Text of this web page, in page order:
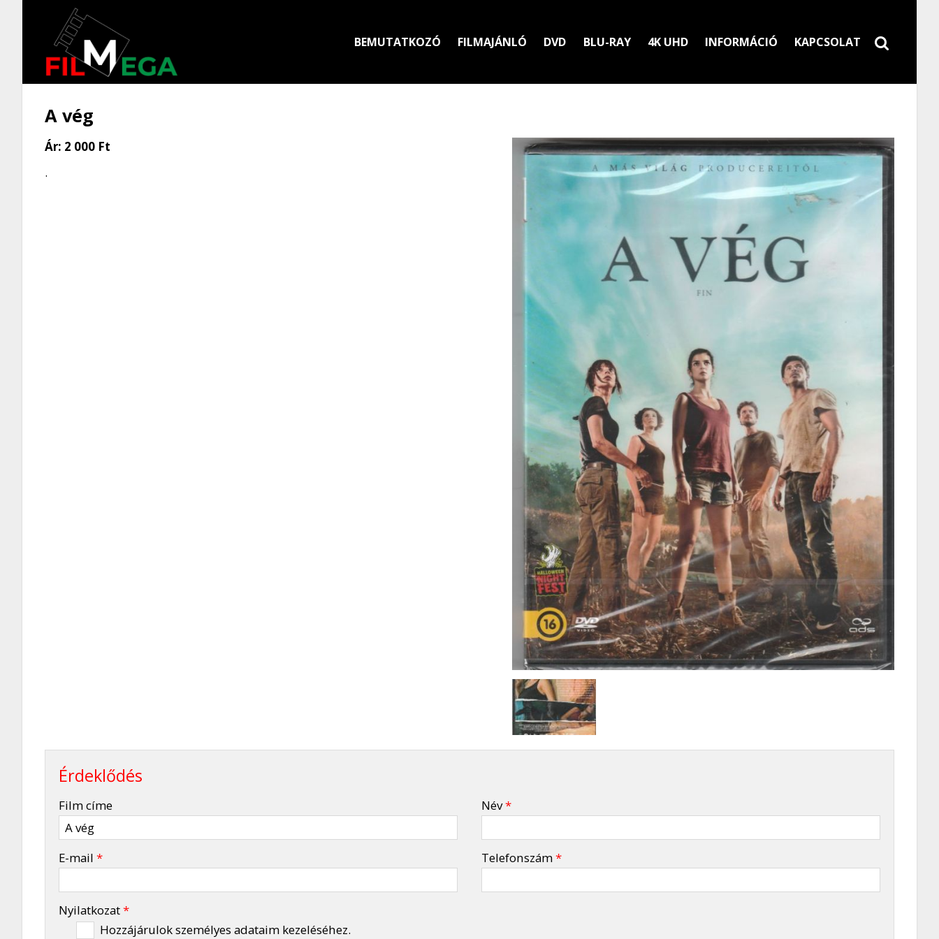
BEMUTATKOZÓ FILMAJÁNLÓ DVD BLU-RAY 4K UHD INFORMÁCIÓ KAPCSOLAT
A vég
Ár: 2 000 Ft
.
Érdeklődés
Film címe Név*
E-mail * Telefonszám*
Nyilatkozat*
Hozzájárulok személyes adataim kezeléséhez.